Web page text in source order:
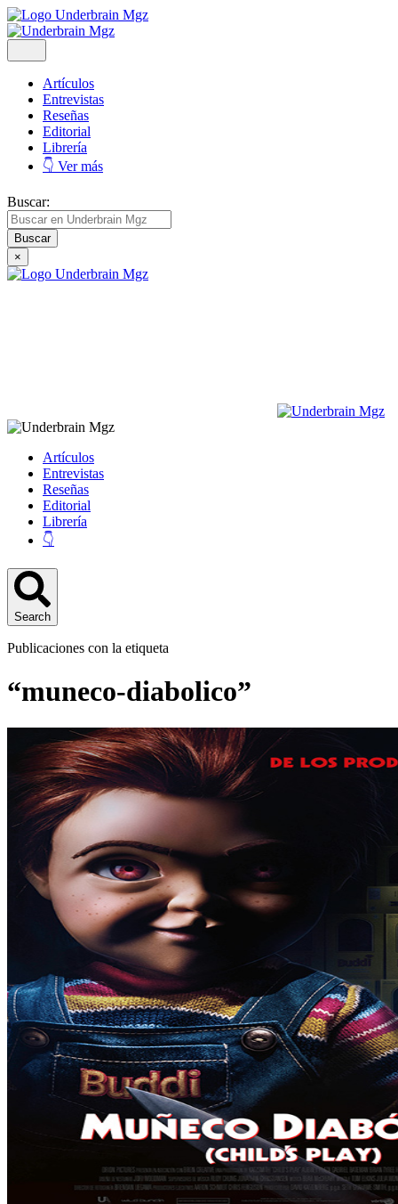
Artículos
Entrevistas
Reseñas
Editorial
Librería
👇 Ver más
Buscar:
×
Artículos
Entrevistas
Reseñas
Editorial
Librería
👇
Search
Publicaciones con la etiqueta
“muneco-diabolico”